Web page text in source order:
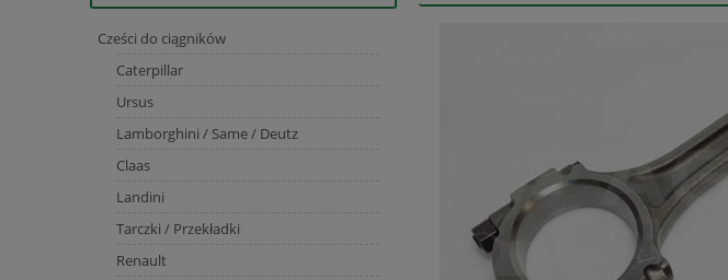
Cześci do ciągników
Caterpillar
Ursus
Lamborghini / Same / Deutz
Claas
Landini
Tarczki / Przekładki
Renault